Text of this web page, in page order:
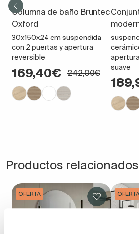
Columna de baño Bruntec
Oxford
30x150x24 cm suspendida
con 2 puertas y apertura
reversible
169,40€ 242,00€
suave
Productos relacionados
OFERTA OFERTA